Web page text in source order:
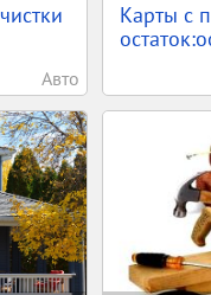
Авто
Карты с